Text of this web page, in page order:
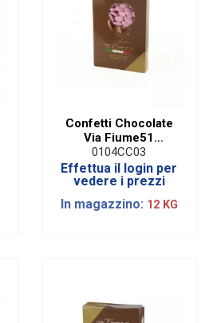
Confetti Chocolate
Via Fiume51
Cioccolato Rosa|1
Kg
0104CC03
Effettua il login per
vedere i prezzi
In magazzino: 12 KG